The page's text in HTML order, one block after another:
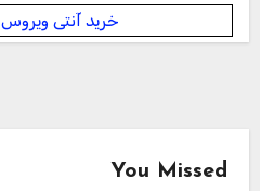
خرید آنتی ویروس Kaspersky
You Missed